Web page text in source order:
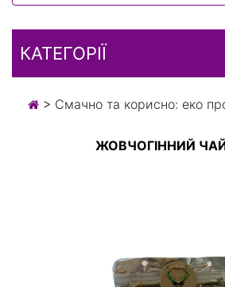
КАТЕГОРІЇ
> Смачно та корисно: еко
ЖОВЧОГІННИЙ